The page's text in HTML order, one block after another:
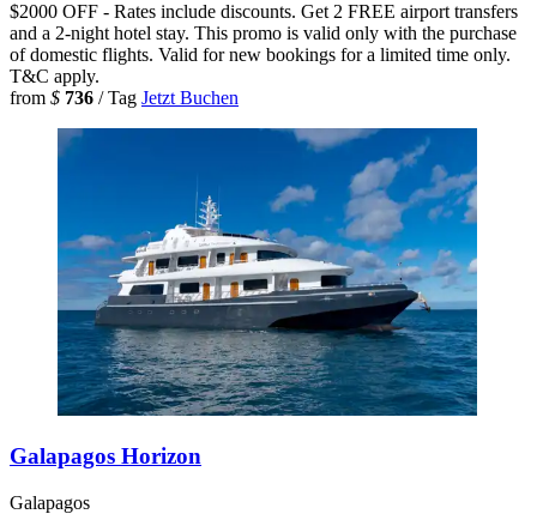
$2000 OFF - Rates include discounts. Get 2 FREE airport transfers
and a 2-night hotel stay. This promo is valid only with the purchase
of domestic flights. Valid for new bookings for a limited time only.
T&C apply.
from $ 736 / Tag Jetzt Buchen
Galapagos Horizon
Galapagos